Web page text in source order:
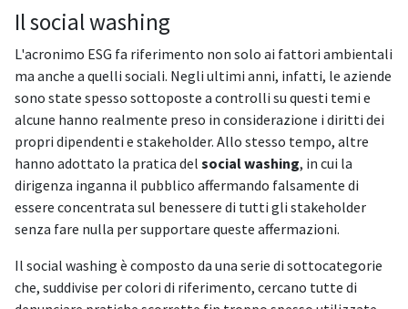
Il social washing
L'acronimo ESG fa riferimento non solo ai fattori ambientali
ma anche a quelli sociali. Negli ultimi anni, infatti, le aziende
sono state spesso sottoposte a controlli su questi temi e
alcune hanno realmente preso in considerazione i diritti dei
propri dipendenti e stakeholder. Allo stesso tempo, altre
hanno adottato la pratica del social washing, in cui la
dirigenza inganna il pubblico affermando falsamente di
essere concentrata sul benessere di tutti gli stakeholder
senza fare nulla per supportare queste affermazioni.
Il social washing è composto da una serie di sottocategorie
che, suddivise per colori di riferimento, cercano tutte di